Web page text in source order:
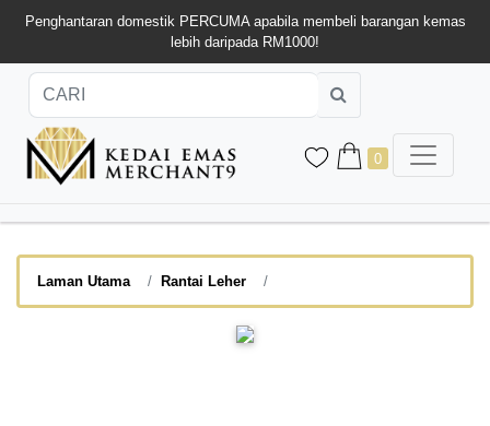
Penghantaran domestik PERCUMA apabila membeli barangan kemas
lebih daripada RM1000!
0
Laman Utama Rantai Leher